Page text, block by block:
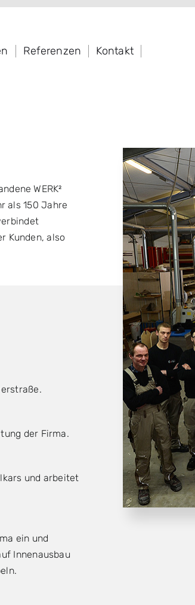
Referenzen
Kontakt
WERK²
als 150 Jahre
Kunden, also
der Firma.
und arbeitet
ein und
Innenausbau